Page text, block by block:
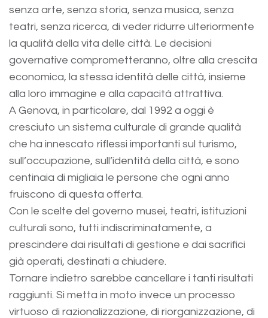
senza arte, senza storia, senza musica, senza
teatri, senza ricerca, di veder ridurre ulteriormente
la qualità della vita delle città. Le decisioni
governative comprometteranno, oltre alla crescita
economica, la stessa identità delle città, insieme
alla loro immagine e alla capacità attrattiva.
A Genova, in particolare, dal 1992 a oggi è
cresciuto un sistema culturale di grande qualità
che ha innescato riflessi importanti sul turismo,
sull’occupazione, sull’identità della città, e sono
centinaia di migliaia le persone che ogni anno
fruiscono di questa offerta.
Con le scelte del governo musei, teatri, istituzioni
culturali sono, tutti indiscriminatamente, a
prescindere dai risultati di gestione e dai sacrifici
già operati, destinati a chiudere.
Tornare indietro sarebbe cancellare i tanti risultati
raggiunti. Si metta in moto invece un processo
virtuoso di razionalizzazione, di riorganizzazione, di